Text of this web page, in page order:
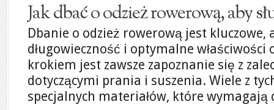
Jak dbać o odzież rowerową, aby
Dbanie o odzież rowerową jest kluczowe,
długowieczność i optymalne właściwości
krokiem jest zawsze zapoznanie się z
dotyczącymi prania i suszenia. Wiele z
specjalnych materiałów, które